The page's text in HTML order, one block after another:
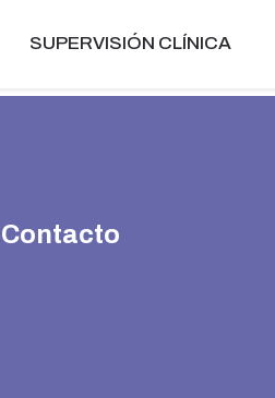
SUPERVISIÓN CLÍNICA
Contacto